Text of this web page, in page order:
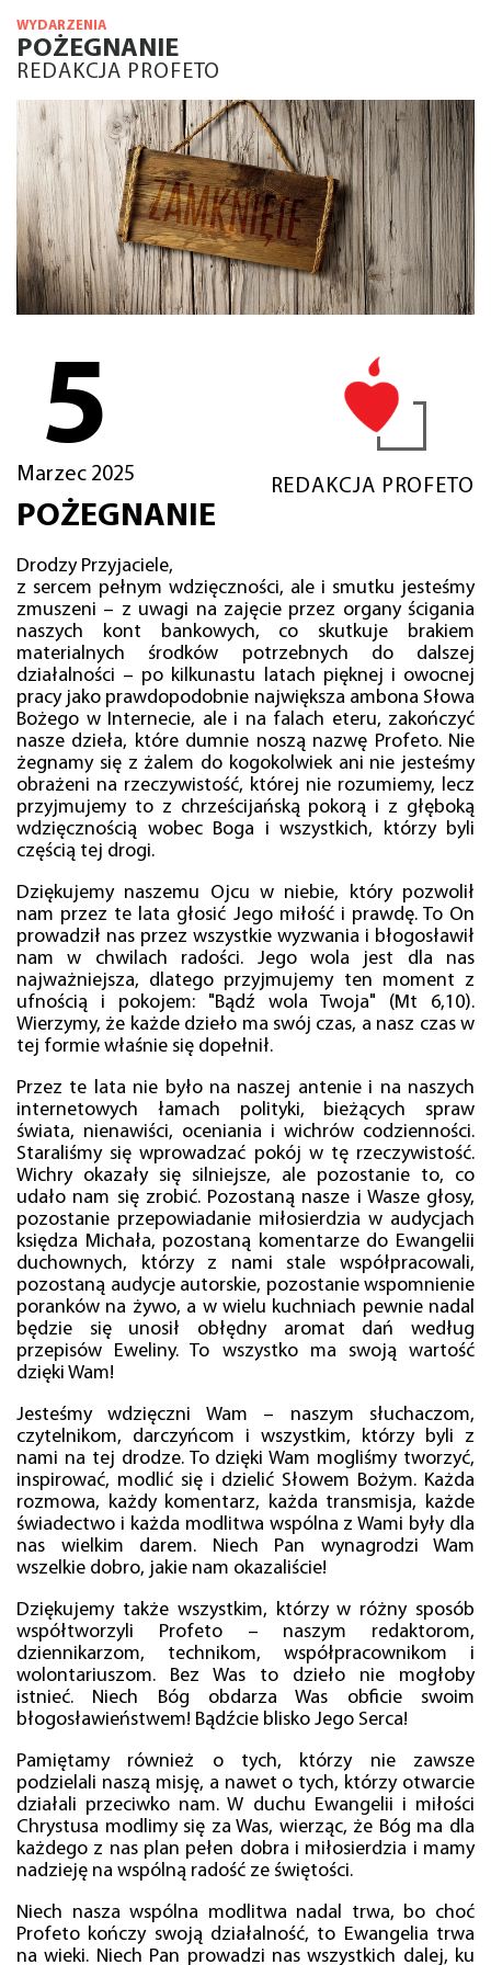
WYDARZENIA
POŻEGNANIE
REDAKCJA PROFETO
5
Marzec 2025
REDAKCJA PROFETO
POŻEGNANIE
Drodzy Przyjaciele,
z sercem pełnym wdzięczności, ale i smutku jesteśmy
zmuszeni – z uwagi na zajęcie przez organy ścigania
naszych kont bankowych, co skutkuje brakiem
materialnych środków potrzebnych do dalszej
działalności – po kilkunastu latach pięknej i owocnej
pracy jako prawdopodobnie największa ambona Słowa
Bożego w Internecie, ale i na falach eteru, zakończyć
nasze dzieła, które dumnie noszą nazwę Profeto. Nie
żegnamy się z żalem do kogokolwiek ani nie jesteśmy
obrażeni na rzeczywistość, której nie rozumiemy, lecz
przyjmujemy to z chrześcijańską pokorą i z głęboką
wdzięcznością wobec Boga i wszystkich, którzy byli
częścią tej drogi.
Dziękujemy naszemu Ojcu w niebie, który pozwolił
nam przez te lata głosić Jego miłość i prawdę. To On
prowadził nas przez wszystkie wyzwania i błogosławił
nam w chwilach radości. Jego wola jest dla nas
najważniejsza, dlatego przyjmujemy ten moment z
ufnością i pokojem: "Bądź wola Twoja" (Mt 6,10).
Wierzymy, że każde dzieło ma swój czas, a nasz czas w
tej formie właśnie się dopełnił.
Przez te lata nie było na naszej antenie i na naszych
internetowych łamach polityki, bieżących spraw
świata, nienawiści, oceniania i wichrów codzienności.
Staraliśmy się wprowadzać pokój w tę rzeczywistość.
Wichry okazały się silniejsze, ale pozostanie to, co
udało nam się zrobić. Pozostaną nasze i Wasze głosy,
pozostanie przepowiadanie miłosierdzia w audycjach
księdza Michała, pozostaną komentarze do Ewangelii
duchownych, którzy z nami stale współpracowali,
pozostaną audycje autorskie, pozostanie wspomnienie
poranków na żywo, a w wielu kuchniach pewnie nadal
będzie się unosił obłędny aromat dań według
przepisów Eweliny. To wszystko ma swoją wartość
dzięki Wam!
Jesteśmy wdzięczni Wam – naszym słuchaczom,
czytelnikom, darczyńcom i wszystkim, którzy byli z
nami na tej drodze. To dzięki Wam mogliśmy tworzyć,
inspirować, modlić się i dzielić Słowem Bożym. Każda
rozmowa, każdy komentarz, każda transmisja, każde
świadectwo i każda modlitwa wspólna z Wami były dla
nas wielkim darem. Niech Pan wynagrodzi Wam
wszelkie dobro, jakie nam okazaliście!
Dziękujemy także wszystkim, którzy w różny sposób
współtworzyli Profeto – naszym redaktorom,
dziennikarzom, technikom, współpracownikom i
wolontariuszom. Bez Was to dzieło nie mogłoby
istnieć. Niech Bóg obdarza Was obficie swoim
błogosławieństwem! Bądźcie blisko Jego Serca!
Pamiętamy również o tych, którzy nie zawsze
podzielali naszą misję, a nawet o tych, którzy otwarcie
działali przeciwko nam. W duchu Ewangelii i miłości
Chrystusa modlimy się za Was, wierząc, że Bóg ma dla
każdego z nas plan pełen dobra i miłosierdzia i mamy
nadzieję na wspólną radość ze świętości.
Niech nasza wspólna modlitwa nadal trwa, bo choć
Profeto kończy swoją działalność, to Ewangelia trwa
na wieki. Niech Pan prowadzi nas wszystkich dalej, ku